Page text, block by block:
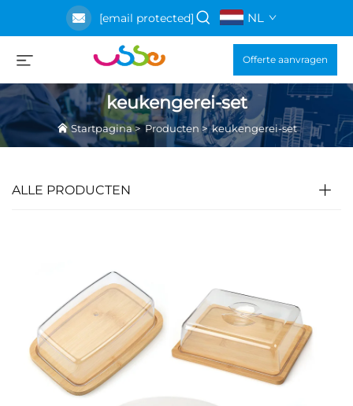
[email protected] NL
Offerte aanvragen
keukengerei-set
Startpagina>Producten>keukengerei-set
ALLE PRODUCTEN